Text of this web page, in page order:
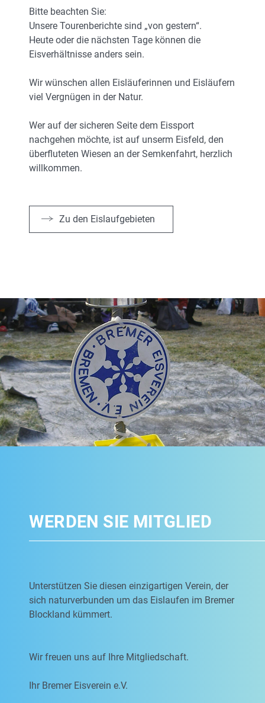
Bitte beachten Sie:
Unsere Tourenberichte sind „von gestern“.
Heute oder die nächsten Tage können die
Eisverhältnisse anders sein.
Wir wünschen allen Eisläuferinnen und Eisläufern
viel Vergnügen in der Natur.
Wer auf der sicheren Seite dem Eissport
nachgehen möchte, ist auf unserm Eisfeld, den
überfluteten Wiesen an der Semkenfahrt, herzlich
willkommen.
Zu den Eislaufgebieten
WERDEN SIE MITGLIED
Unterstützen Sie diesen einzigartigen Verein, der
sich naturverbunden um das Eislaufen im Bremer
Blockland kümmert.
Wir freuen uns auf Ihre Mitgliedschaft.
Ihr Bremer Eisverein e.V.